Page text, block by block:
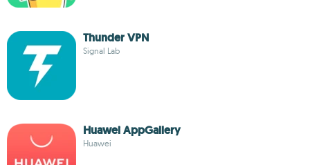
Thunder VPN
Signal Lab
Huawei AppGallery
Huawei